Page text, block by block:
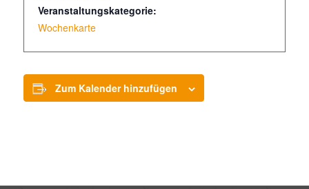
Veranstaltungskategorie:
Wochenkarte
Zum Kalender hinzufügen